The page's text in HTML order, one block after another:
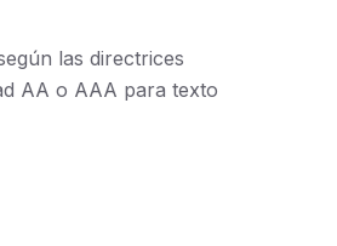
las directrices
AA o AAA para texto